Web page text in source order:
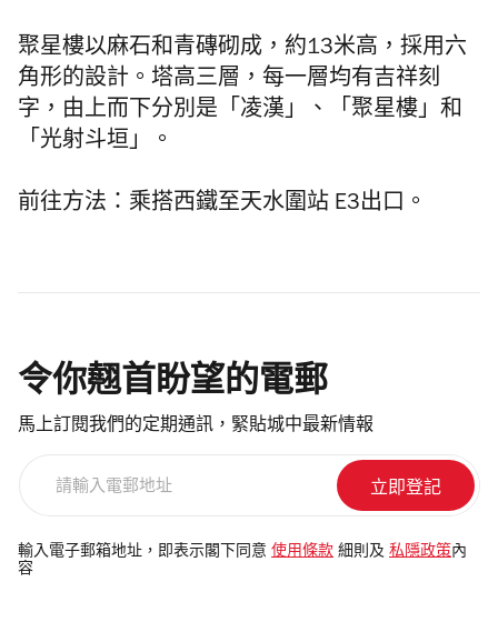
聚星樓以麻石和青磚砌成，約13米高，採用六
角形的設計。塔高三層，每一層均有吉祥刻
字，由上而下分別是「凌漢」、「聚星樓」和
「光射斗垣」。
前往方法：乘搭西鐵至天水圍站 E3出口。
令你翹首盼望的電郵
馬上訂閱我們的定期通訊，緊貼城中最新情報
電
郵
輸入電子郵箱地址，即表示閣下同意 使用條款 細則及 私隱政策內
容